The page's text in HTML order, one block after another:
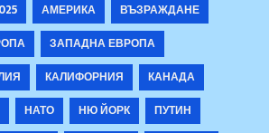
АМЕРИКА
ВЪЗРАЖДАНЕ
ЗАПАДНА ЕВРОПА
КАЛИФОРНИЯ
КАНАДА
НАТО НЮ ЙОРК
ПУТИН